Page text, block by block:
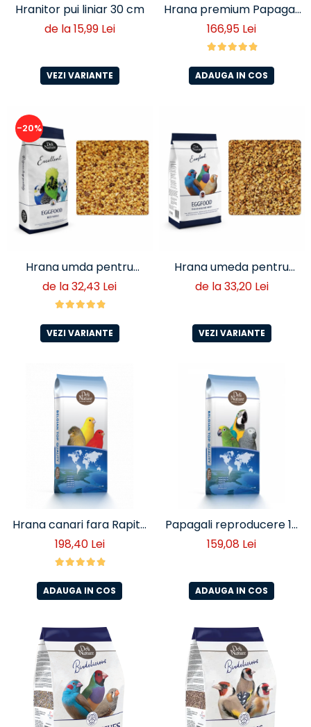
Hranitor pui liniar 30 cm
de la 15,99 Lei
VEZI VARIANTE
Hrana premium Papagali
Catinga Deli Nature 15kg
(cod 24)
166,95 Lei
ADAUGA IN COS
-20%
Hrana umda pentru
perusi si papagali mici cu
ou- Deli Nature Eggfood
de la 32,43 Lei
VEZI VARIANTE
Hrana umeda pentru
cinteze- Deli Nature
de la 33,20 Lei
VEZI VARIANTE
Hrana canari fara Rapita
80)
198,40 Lei
ADAUGA IN COS
Papagali reproducere 15
Kg
159,08 Lei
ADAUGA IN COS